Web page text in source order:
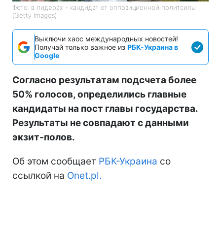
Фото: в лидерах - кандидат от оппозиционной политсилы
(Getty Images)
Выключи хаос международных новостей!
Получай только важное из РБК-Украина в
Google
Согласно результатам подсчета более
50% голосов, определились главные
кандидаты на пост главы государства.
Результаты не совпадают с данными
экзит-полов.
Об этом сообщает РБК-Украина со
ссылкой на Onet.pl.